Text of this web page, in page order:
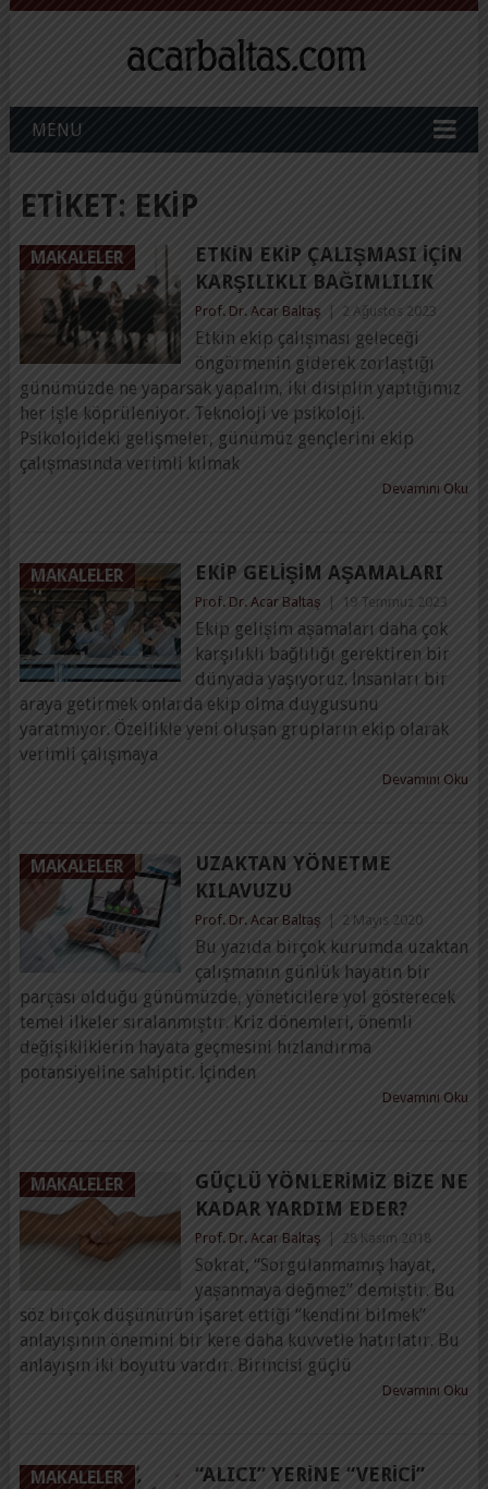
MENU
ETIKET: EKIP
MAKALELER
ETKIN EKIP ÇALIŞMASI IÇIN
KARŞILIKLI BAĞIMLILIK
Prof. Dr. Acar Baltaş 2 Ağustos 2023
Etkin ekip çalışması geleceği
öngörmenin giderek zorlaştığı
günümüzde ne yaparsak yapalım, iki disiplin yaptığımız
her işle köprüleniyor. Teknoloji ve psikoloji.
Psikolojideki gelişmeler, günümüz gençlerini ekip
çalışmasında verimli kılmak
Devamını Oku
MAKALELER EKIP GELIŞIM AŞAMALARI
Prof. Dr. Acar Baltaş 19 Temmuz 2023
Ekip gelişim aşamaları daha çok
karşılıklı bağlılığı gerektiren bir
dünyada yaşıyoruz. İnsanları bir
araya getirmek onlarda ekip olma duygusunu
yaratmıyor. Özellikle yeni oluşan grupların ekip olarak
verimli çalışmaya
Devamını Oku
MAKALELER
UZAKTAN YÖNETME
KILAVUZU
Prof. Dr. Acar Baltaş 2 Mayıs 2020
Bu yazıda birçok kurumda uzaktan
çalışmanın günlük hayatın bir
parçası olduğu günümüzde, yöneticilere yol gösterecek
temel ilkeler sıralanmıştır. Kriz dönemleri, önemli
değişikliklerin hayata geçmesini hızlandırma
potansiyeline sahiptir. İçinden
Devamını Oku
MAKALELER
GÜÇLÜ YÖNLERIMIZ BIZE NE
KADAR YARDIM EDER?
Prof. Dr. Acar Baltaş 28 Kasım 2018
Sokrat, “Sorgulanmamış hayat,
yaşanmaya değmez” demiştir. Bu
söz birçok düşünürün işaret ettiği “kendini bilmek”
anlayışının önemini bir kere daha kuvvetle hatırlatır. Bu
anlayışın iki boyutu vardır. Birincisi güçlü
Devamını Oku
MAKALELER
“ALICI” YERINE “VERICI”